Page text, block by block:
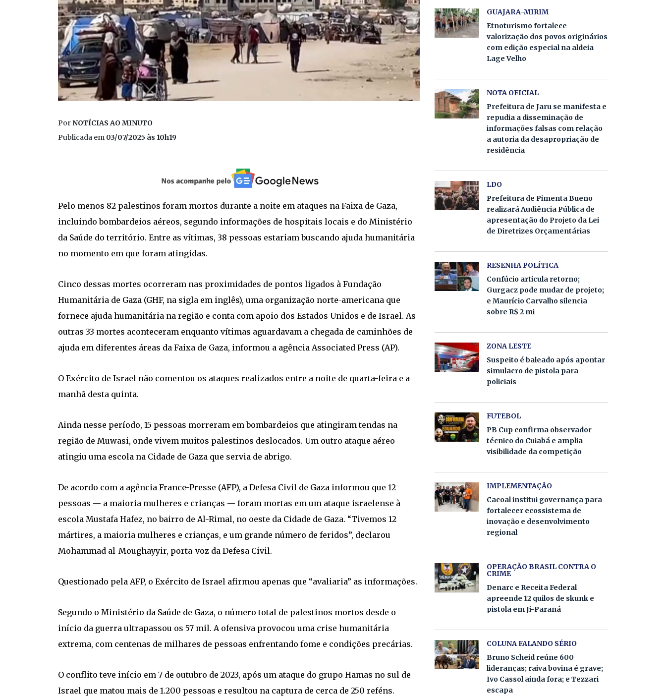
PorNOTÍCIAS AO MINUTO
Publicada em 03/07/2025 às 10h19
Pelo menos 82 palestinos foram mortos durante a noite em ataques na Faixa de Gaza,
incluindo bombardeios aéreos, segundo informações de hospitais locais e do Ministério
da Saúde do território. Entre as vítimas, 38 pessoas estariam buscando ajuda humanitária
no momento em que foram atingidas.
Cinco dessas mortes ocorreram nas proximidades de pontos ligados à Fundação
Humanitária de Gaza (GHF, na sigla em inglês), uma organização norte-americana que
fornece ajuda humanitária na região e conta com apoio dos Estados Unidos e de Israel. As
outras 33 mortes aconteceram enquanto vítimas aguardavam a chegada de caminhões de
ajuda em diferentes áreas da Faixa de Gaza, informou a agência Associated Press (AP).
O Exército de Israel não comentou os ataques realizados entre a noite de quarta-feira e a
manhã desta quinta.
Ainda nesse período, 15 pessoas morreram em bombardeios que atingiram tendas na
região de Muwasi, onde vivem muitos palestinos deslocados. Um outro ataque aéreo
atingiu uma escola na Cidade de Gaza que servia de abrigo.
De acordo com a agência France-Presse (AFP), a Defesa Civil de Gaza informou que 12
pessoas — a maioria mulheres e crianças — foram mortas em um ataque israelense à
escola Mustafa Hafez, no bairro de Al-Rimal, no oeste da Cidade de Gaza. “Tivemos 12
mártires, a maioria mulheres e crianças, e um grande número de feridos”, declarou
Mohammad al-Moughayyir, porta-voz da Defesa Civil.
Questionado pela AFP, o Exército de Israel afirmou apenas que “avaliaria” as informações.
Segundo o Ministério da Saúde de Gaza, o número total de palestinos mortos desde o
início da guerra ultrapassou os 57 mil. A ofensiva provocou uma crise humanitária
extrema, com centenas de milhares de pessoas enfrentando fome e condições precárias.
O conflito teve início em 7 de outubro de 2023, após um ataque do grupo Hamas no sul de
Israel que matou mais de 1.200 pessoas e resultou na captura de cerca de 250 reféns.
GUAJARA-MIRIM
Etnoturismo fortalece
valorização dos povos originários
com edição especial na aldeia
Lage Velho
NOTA OFICIAL
Prefeitura de Jaru se manifesta e
repudia a disseminação de
informações falsas com relação
a autoria da desapropriação de
residência
LDO
Prefeitura de Pimenta Bueno
realizará Audiência Pública de
apresentação do Projeto da Lei
de Diretrizes Orçamentárias
RESENHA POLÍTICA
Confúcio articula retorno;
Gurgacz pode mudar de projeto;
e Maurício Carvalho silencia
sobre R$ 2 mi
ZONA LESTE
Suspeito é baleado após apontar
simulacro de pistola para
policiais
FUTEBOL
PB Cup confirma observador
técnico do Cuiabá e amplia
visibilidade da competição
IMPLEMENTAÇÃO
Cacoal institui governança para
fortalecer ecossistema de
inovação e desenvolvimento
regional
OPERAÇÃO BRASIL CONTRA O
CRIME
Denarc e Receita Federal
apreende 12 quilos de skunk e
pistola em Ji-Paraná
COLUNA FALANDO SÉRIO
Bruno Scheid reúne 600
lideranças; raiva bovina é grave;
Ivo Cassol ainda fora; e Tezzari
escapa